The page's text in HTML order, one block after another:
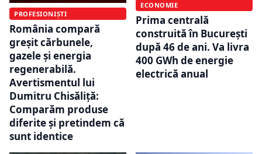
PROFESIONIȘTI
România compară
greșit cărbunele,
gazele și energia
regenerabilă.
Avertismentul lui
Dumitru Chisăliță:
Comparăm produse
diferite și pretindem că
sunt identice
ECONOMIE
Prima centrală
construită în București
după 46 de ani. Va livra
400 GWh de energie
electrică anual